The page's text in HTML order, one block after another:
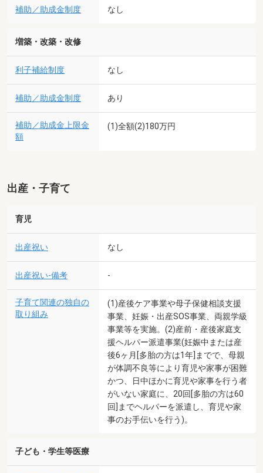
補助／助成金制度 なし
増築・改築・改修
利子補給制度 なし
補助／助成金制度 あり
補助／助成金上限金
額
(1)全額(2)180万円
出産・子育て
育児
出産祝い なし
出産祝い-備考 -
子育て関連の独自の
取り組み
(1)産後ケア事業や母子保健相談支援
事業、妊娠・出産SOS事業、両親学級
事業等を実施。(2)産前・産後家庭支
援ヘルパー派遣事業(妊娠中または産
後6ヶ月[多胎の方は1年]までで、母親
が体調不良等により育児や家事が困難
かつ、日中ほかに育児や家事を行う者
がいない家庭に、20回[多胎の方は60
回]までヘルパーを派遣し、育児や家
事のお手伝いを行う)。
子ども・学生等医療